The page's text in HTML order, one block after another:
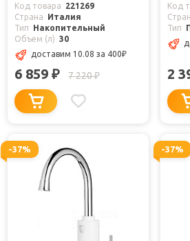
Код товара
221269
Страна
Италия
Тип
Накопительный
Объем (л) 30
доставим 10.08 за 400₽
6 859 ₽ 7 220₽
Код
Тип
2
-37% -37%